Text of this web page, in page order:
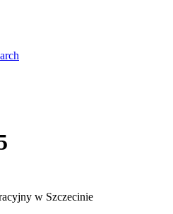
w Szczecinie